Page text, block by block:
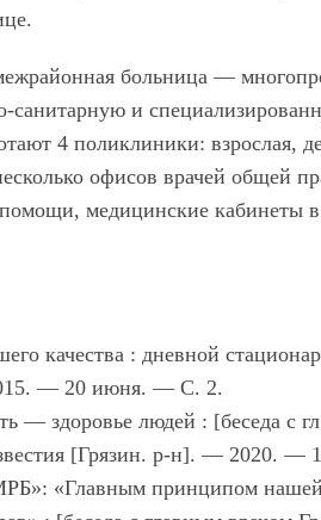
больница —
санитарную и
4 поликлиники: взрослая,
офисов врачей общей
медицинские кабинеты
качества : дневной
— 20 июня. — С. 2.
— здоровье людей : [беседа с
[Грязин. р-н]. — 2020.
«Главным принципом нашей